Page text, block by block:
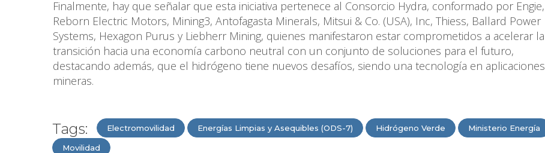
Finalmente, hay que señalar que esta iniciativa pertenece al Consorcio Hydra, conformado por Engie,
Reborn Electric Motors, Mining3, Antofagasta Minerals, Mitsui & Co. (USA), Inc, Thiess, Ballard Power
Systems, Hexagon Purus y Liebherr Mining, quienes manifestaron estar comprometidos a acelerar la
transición hacia una economía carbono neutral con un conjunto de soluciones para el futuro,
destacando además, que el hidrógeno tiene nuevos desafíos, siendo una tecnología en aplicaciones
mineras.
Tags: Electromovilidad Energías Limpias y Asequibles (ODS-7) Hidrógeno Verde Ministerio Energía
Movilidad